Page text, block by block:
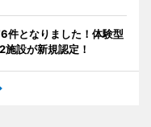
件となりました！体験型
設が新規認定！